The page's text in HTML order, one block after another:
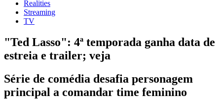
Realities
Streaming
TV
"Ted Lasso": 4ª temporada ganha data de
estreia e trailer; veja
Série de comédia desafia personagem
principal a comandar time feminino